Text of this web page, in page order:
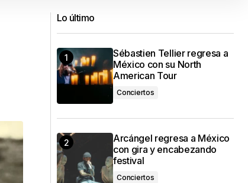
presenta primer sencillo
Lo último
Sébastien Tellier regresa a
México con su North
American Tour
Conciertos
Arcángel regresa a México
con gira y encabezando
festival
Conciertos